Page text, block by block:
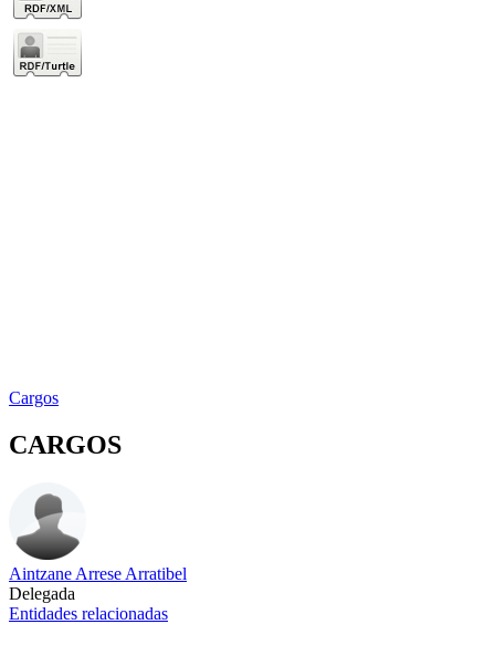
Cargos
CARGOS
Aintzane Arrese Arratibel
Delegada
Entidades relacionadas